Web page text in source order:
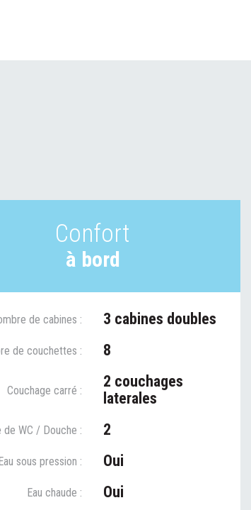
Confort
à bord
de cabines : 3 cabines doubles
de couchettes : 8
Couchage carré :
2 couchages
laterales
de WC / Douche : 2
sous pression : Oui
Eau chaude : Oui